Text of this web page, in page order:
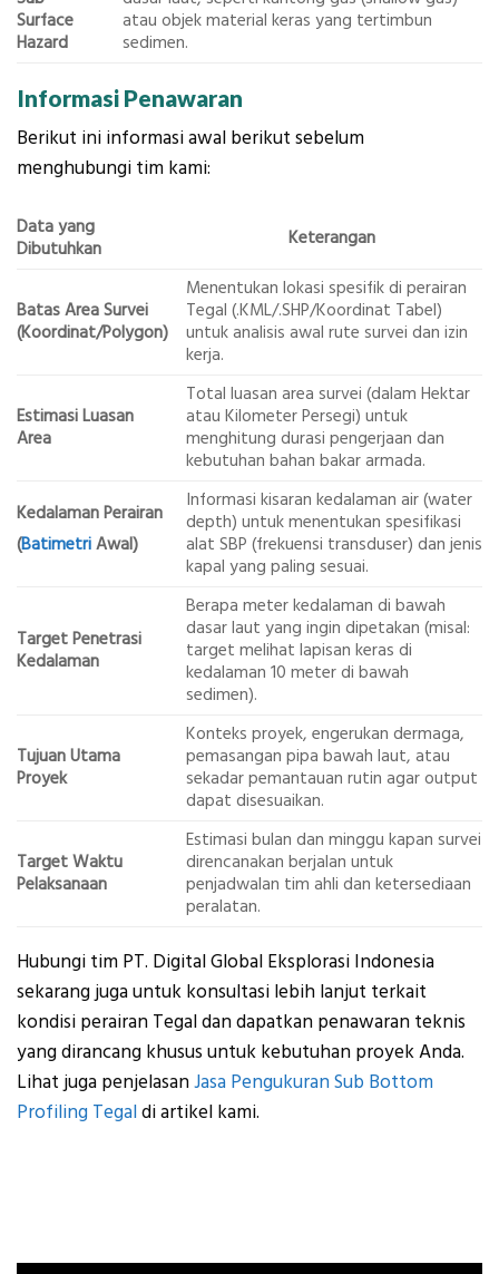
Surface
Hazard
atau objek material keras yang tertimbun
sedimen.
Informasi Penawaran
Berikut ini informasi awal berikut sebelum
menghubungi tim kami:
Data yang
Dibutuhkan
Keterangan
Batas Area Survei
(Koordinat/Polygon)
Menentukan lokasi spesifik di perairan
Tegal (.KML/.SHP/Koordinat Tabel)
untuk analisis awal rute survei dan izin
kerja.
Estimasi Luasan
Area
Total luasan area survei (dalam Hektar
atau Kilometer Persegi) untuk
menghitung durasi pengerjaan dan
kebutuhan bahan bakar armada.
Kedalaman Perairan
(BatimetriAwal)
Informasi kisaran kedalaman air (water
depth) untuk menentukan spesifikasi
alat SBP (frekuensi transduser) dan jenis
kapal yang paling sesuai.
Target Penetrasi
Kedalaman
Berapa meter kedalaman di bawah
dasar laut yang ingin dipetakan (misal:
target melihat lapisan keras di
kedalaman 10 meter di bawah
sedimen).
Tujuan Utama
Proyek
Konteks proyek, engerukan dermaga,
pemasangan pipa bawah laut, atau
sekadar pemantauan rutin agar output
dapat disesuaikan.
Target Waktu
Pelaksanaan
Estimasi bulan dan minggu kapan survei
direncanakan berjalan untuk
penjadwalan tim ahli dan ketersediaan
peralatan.
Hubungi tim PT. Digital Global Eksplorasi Indonesia
sekarang juga untuk konsultasi lebih lanjut terkait
kondisi perairan Tegal dan dapatkan penawaran teknis
yang dirancang khusus untuk kebutuhan proyek Anda.
Lihat juga penjelasanJasa Pengukuran Sub Bottom
Profiling Tegaldi artikel kami.